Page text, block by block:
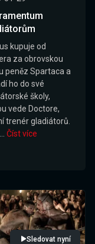
kupuje od
za obrovskou
peněz Spartaca a
ho do své
školy,
vede Doctore,
trenér gladiátorů.
Číst více
Sledovat nyní